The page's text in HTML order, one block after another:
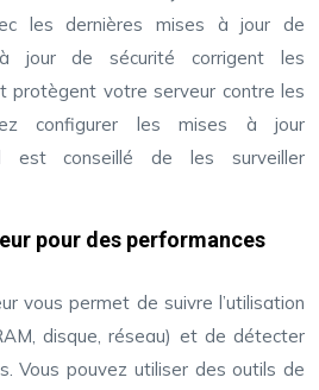
les dernières mises à jour de
jour de sécurité corrigent les
protègent votre serveur contre les
configurer les mises à jour
est conseillé de les surveiller
pour des performances
vous permet de suivre l’utilisation
disque, réseau) et de détecter
Vous pouvez utiliser des outils de